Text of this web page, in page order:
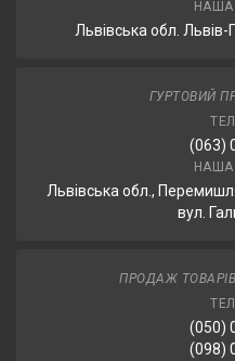
Львівська обл. Львів-
ГУРТОВИЙ
(063)
Львівська обл.,
вул.
ПРОДАЖ
(050)
(098)